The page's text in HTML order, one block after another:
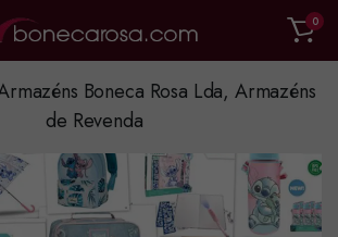
0
Boneca Rosa Lda, Armazéns
de Revenda